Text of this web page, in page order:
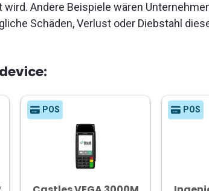
Andere Beispiele wären
Schäden, Verlust oder Diebstahl
POS POS